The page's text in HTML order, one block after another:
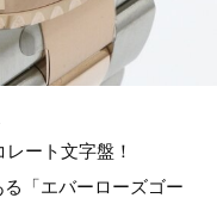
ート文字盤！
「エバーローズゴー